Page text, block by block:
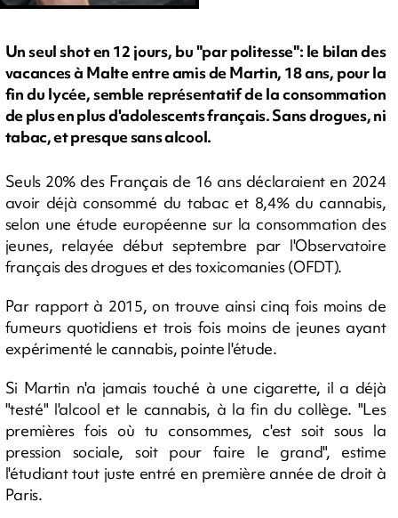
Un seul shot en 12 jours, bu "par politesse": le bilan des
vacances à Malte entre amis de Martin, 18 ans, pour la
fin du lycée, semble représentatif de la consommation
de plus en plus d'adolescents français. Sans drogues, ni
tabac, et presque sans alcool.
Seuls 20% des Français de 16 ans déclaraient en 2024
avoir déjà consommé du tabac et 8,4% du cannabis,
selon une étude européenne sur la consommation des
jeunes, relayée début septembre par l'Observatoire
français des drogues et des toxicomanies (OFDT).
Par rapport à 2015, on trouve ainsi cinq fois moins de
fumeurs quotidiens et trois fois moins de jeunes ayant
expérimenté le cannabis, pointe l'étude.
Si Martin n'a jamais touché à une cigarette, il a déjà
"testé" l'alcool et le cannabis, à la fin du collège. "Les
premières fois où tu consommes, c'est soit sous la
pression sociale, soit pour faire le grand", estime
l'étudiant tout juste entré en première année de droit à
Paris.